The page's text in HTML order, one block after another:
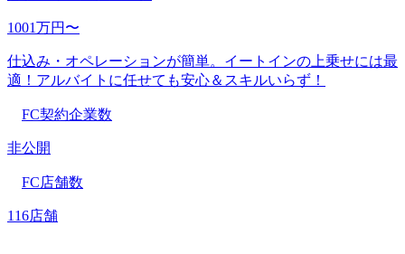
1001万円〜
仕込み・オペレーションが簡単。イートインの上乗せには最
適！アルバイトに任せても安心＆スキルいらず！
FC契約企業数
非公開
FC店舗数
116店舗